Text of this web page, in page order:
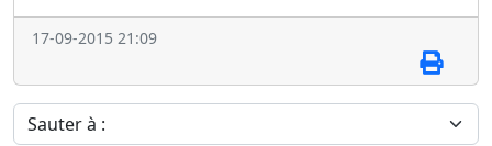
17-09-2015 21:09
Sauter à :